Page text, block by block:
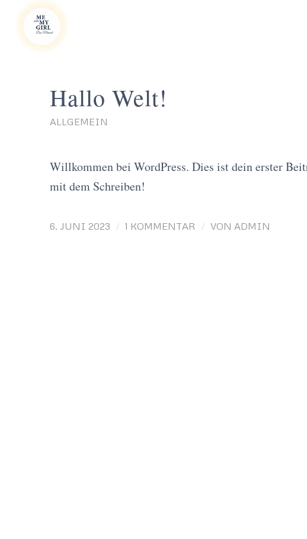
Hallo Welt!
ALLGEMEIN
Willkommen bei WordPress. Dies ist dein erster
mit dem Schreiben!
6. JUNI 2023 / 1 KOMMENTAR / VON ADMIN